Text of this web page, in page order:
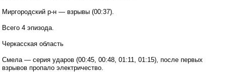
Миргородский р-н — взрывы (00:37).
Всего 4 эпизода.
Черкасская область
Смела — серия ударов (00:45, 00:48, 01:11, 01:15), после первых
взрывов пропало электричество.